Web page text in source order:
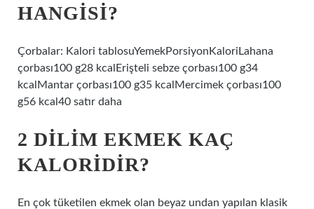
HANGISI?
Çorbalar: Kalori tablosuYemekPorsiyonKaloriLahana
çorbası100 g28 kcalErişteli sebze çorbası100 g34
kcalMantar çorbası100 g35 kcalMercimek çorbası100
g56 kcal40 satır daha
2 DILIM EKMEK KAÇ
KALORIDIR?
En çok tüketilen ekmek olan beyaz undan yapılan klasik